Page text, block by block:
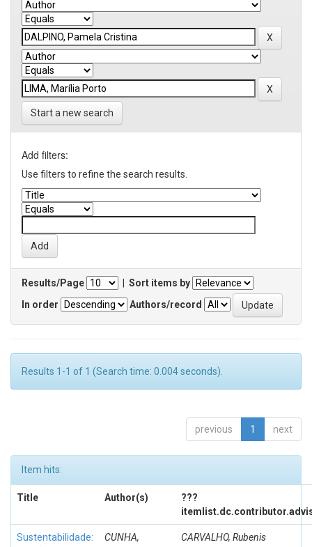
Start a new search
Add filters:
Use filters to refine the search results.
Results/Page
Sort items by
In order
Authors/record
Results 1-1 of 1 (Search time: 0.004 seconds).
previous 1 next
Item hits:
Title Author(s)
???
Sustentabilidade:
CUNHA,
CARVALHO, Rubenis